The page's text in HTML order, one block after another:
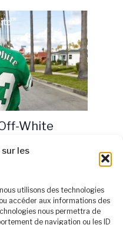
les
utilisons des technologies
accéder aux informations des
nous permettra de
de navigation ou les ID
White